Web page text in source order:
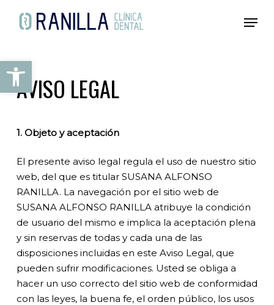
Abrir barra de herramientas
AVISO LEGAL
1. Objeto y aceptación
El presente aviso legal regula el uso de nuestro sitio
web, del que es titular SUSANA ALFONSO
RANILLA. La navegación por el sitio web de
SUSANA ALFONSO RANILLA atribuye la condición
de usuario del mismo e implica la aceptación plena
y sin reservas de todas y cada una de las
disposiciones incluidas en este Aviso Legal, que
pueden sufrir modificaciones. Usted se obliga a
hacer un uso correcto del sitio web de conformidad
con las leyes, la buena fe, el orden público, los usos